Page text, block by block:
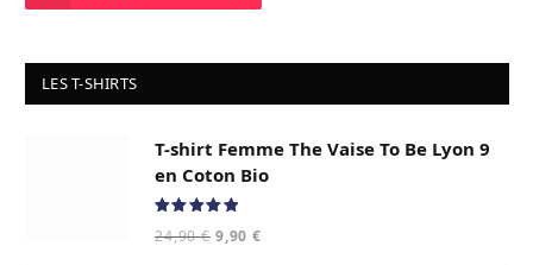
LES T-SHIRTS
T-shirt Femme The Vaise To Be Lyon 9
en Coton Bio
sur 5
24,90€ Le
9,90€Le